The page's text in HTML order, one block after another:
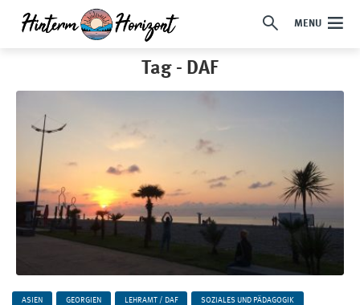
MENU
Tag - DAF
ASIEN GEORGIEN LEHRAMT / DAF SOZIALES UND PÄDAGOGIK